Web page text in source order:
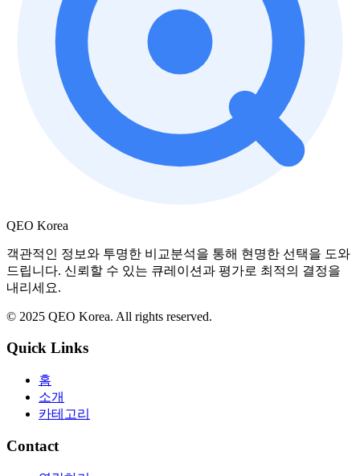
QEO Korea
객관적인 정보와 투명한 비교분석을 통해 현명한 선택을 도와
드립니다. 신뢰할 수 있는 큐레이션과 평가로 최적의 결정을
내리세요.
© 2025 QEO Korea. All rights reserved.
Quick Links
홈
소개
카테고리
Contact